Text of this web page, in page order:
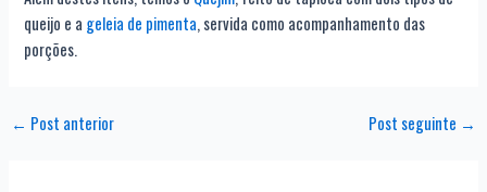
queijo e a geleia de pimenta, servida como acompanhamento das
porções.
← Post anterior Post seguinte →